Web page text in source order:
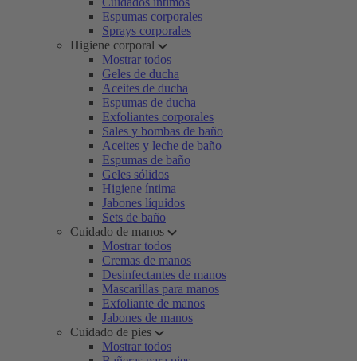
Espumas corporales
Sprays corporales
Higiene corporal
Mostrar todos
Geles de ducha
Aceites de ducha
Espumas de ducha
Exfoliantes corporales
Sales y bombas de baño
Aceites y leche de baño
Espumas de baño
Geles sólidos
Higiene íntima
Jabones líquidos
Sets de baño
Cuidado de manos
Mostrar todos
Cremas de manos
Desinfectantes de manos
Mascarillas para manos
Exfoliante de manos
Jabones de manos
Cuidado de pies
Mostrar todos